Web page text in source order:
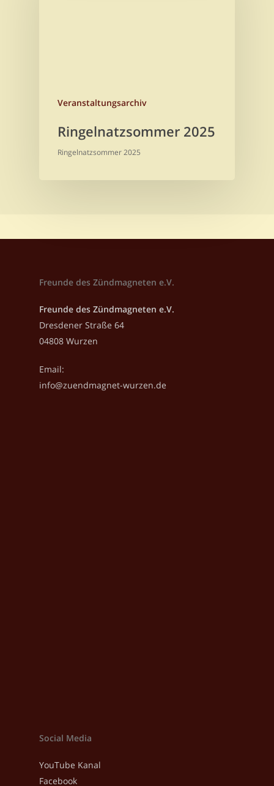
Veranstaltungsarchiv
Ringelnatzsommer 2025
Ringelnatzsommer 2025
Freunde des Zündmagneten e.V.
Freunde des Zündmagneten e.V.
Dresdener Straße 64
04808 Wurzen
Email:
info@zuendmagnet-wurzen.de
Social Media
YouTube Kanal
Facebook